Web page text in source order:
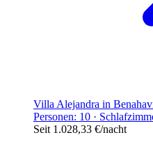
Villa Alejandra in
Personen: 10 ·
Seit 1.028,33 €/nacht